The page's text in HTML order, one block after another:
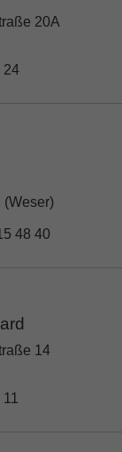
20A
24
(Weser)
48 40
14